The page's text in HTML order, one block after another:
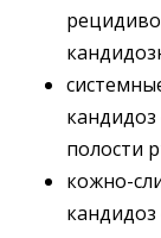
кандидоз
полости
кожно-
кандидоз